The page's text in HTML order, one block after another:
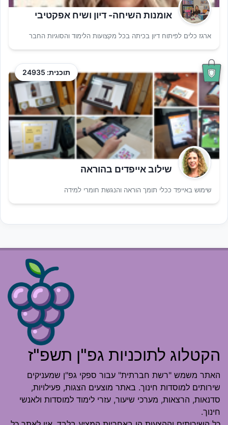
אומנות השיחה- דיון ושיח אפקטיבי
ארגז כלים לפיתוח דיון בכיתה בכל מקצועות הלימוד והסוגיות החבר
תוכנית: 24935
שילוב אייפדים בהוראה
שימוש באייפד ככלי תומך הוראה והנגשת חומרי למידה
הקטלוג לתוכניות גפ"ן תשפ"ז
האתר משמש "רשת חברתית" עבור ספקי גפ"ן שמעניקים
שירותים למוסדות חינוך. באתר מוצעים הצגות, פעילויות,
סדנאות, הרצאות, מערכי שיעור, עזרי לימוד למוסדות ולאנשי
חינוך.